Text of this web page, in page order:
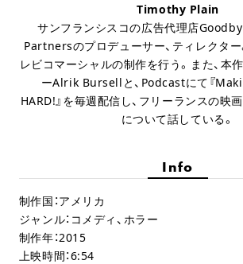
Timothy Plain
サンフランシスコの広告代理店
Partnersのプロデューサー、ティレクタ
レビコマーシャルの制作を行う。また、本
ーAlrik Bursellと、Podcastにて『
HARD!』を毎週配信し、フリーランスの映
について話している。
Info
制作国：アメリカ
ジャンル：コメディ、ホラー
制作年：2015
上映時間：6:54